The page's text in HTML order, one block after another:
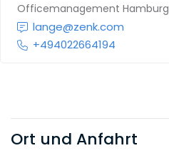
Officemanagement Hamburg
lange@zenk.com
+494022664194
Ort und Anfahrt